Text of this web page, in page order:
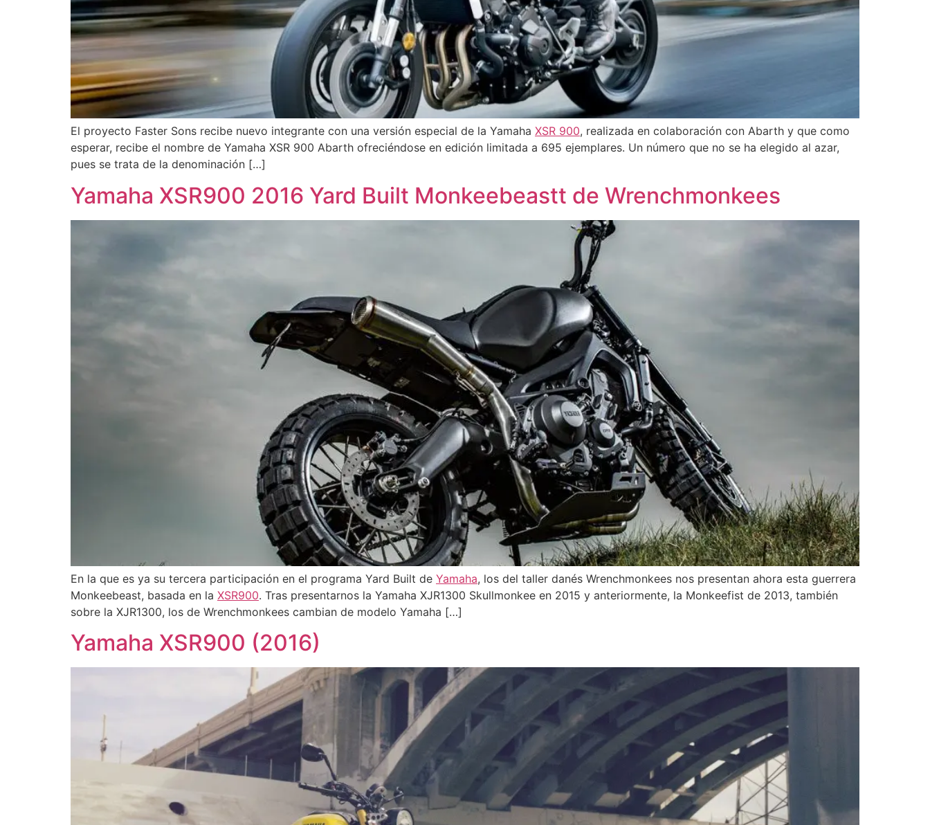
El proyecto Faster Sons recibe nuevo integrante con una versión especial de la Yamaha XSR 900, realizada en colaboración con Abarth y que como
esperar, recibe el nombre de Yamaha XSR 900 Abarth ofreciéndose en edición limitada a 695 ejemplares. Un número que no se ha elegido al azar,
pues se trata de la denominación […]
Yamaha XSR900 2016 Yard Built Monkeebeastt de Wrenchmonkees
En la que es ya su tercera participación en el programa Yard Built de Yamaha, los del taller danés Wrenchmonkees nos presentan ahora esta guerrera
Monkeebeast, basada en la XSR900. Tras presentarnos la Yamaha XJR1300 Skullmonkee en 2015 y anteriormente, la Monkeefist de 2013, también
sobre la XJR1300, los de Wrenchmonkees cambian de modelo Yamaha […]
Yamaha XSR900 (2016)